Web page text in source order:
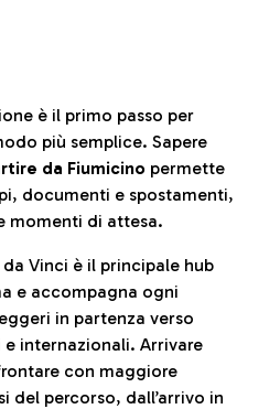
è il primo passo per
più semplice. Sapere
da Fiumicino permette
documenti e spostamenti,
momenti di attesa.
Vinci è il principale hub
e accompagna ogni
in partenza verso
internazionali. Arrivare
con maggiore
del percorso, dall’arrivo in